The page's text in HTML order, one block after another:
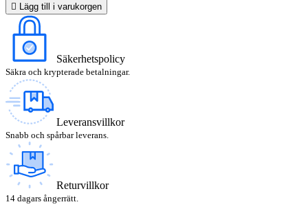

Lägg till i varukorgen
Säkerhetspolicy
Säkra och krypterade betalningar.
Leveransvillkor
Snabb och spårbar leverans.
Returvillkor
14 dagars ångerrätt.